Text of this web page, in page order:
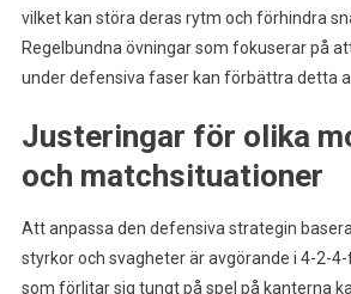
vilket kan störa deras rytm och förhindra
Regelbundna övningar som fokuserar på
under defensiva faser kan förbättra detta
Justeringar för olika
och matchsituationer
Att anpassa den defensiva strategin
styrkor och svagheter är avgörande i 4-2-
som förlitar sig tungt på spel på kanterna